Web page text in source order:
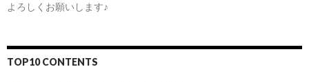
よろしくお願いします♪
TOP10 CONTENTS